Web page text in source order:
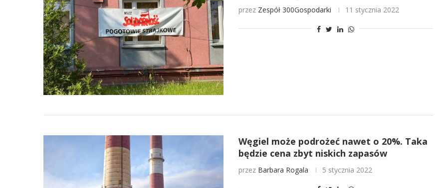
przez Zespół 300Gospodarki 11 stycznia 2022
Węgiel może podrożeć nawet o 20%. Taka
będzie cena zbyt niskich zapasów
przez Barbara Rogala 5 stycznia 2022